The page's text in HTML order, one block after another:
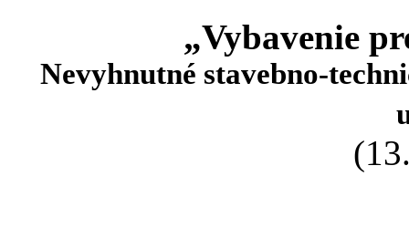
„Vybavenie
Nevyhnutné stavebno-